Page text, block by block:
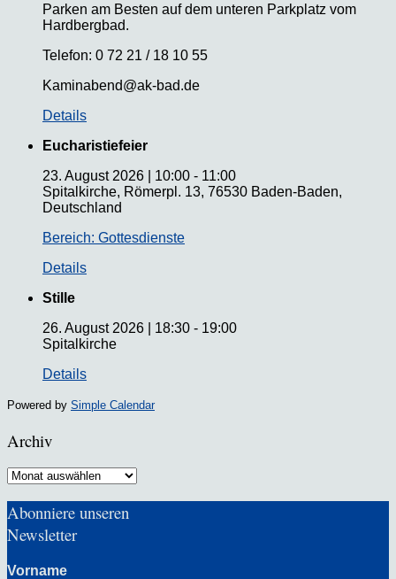
Parken am Besten auf dem unteren Parkplatz vom
Hardbergbad.
Telefon: 0 72 21 / 18 10 55
Kaminabend@ak-bad.de
Details
Eucharistiefeier
23. August 2026
10:00 - 11:00
Spitalkirche, Römerpl. 13, 76530 Baden-Baden,
Deutschland
Bereich: Gottesdienste
Details
Stille
26. August 2026
18:30 - 19:00
Spitalkirche
Details
Powered by Simple Calendar
Archiv
Archiv
Abonniere unseren
Newsletter
Vorname